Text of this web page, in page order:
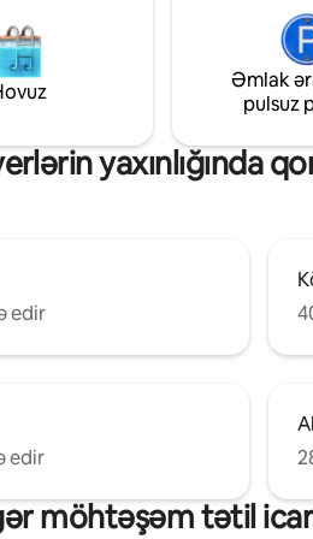
günəşdən zövq almaq üçün
qədər açıq hava məkanı var.
üçün əla Wi-Fi. Kasita başqa bir
ərazidə yerləşir. Hər iki ev gözəl
paylaşır.
Əmlak
pulsuz
yaxınlığında
edir
edir
möhtəşəm tətil